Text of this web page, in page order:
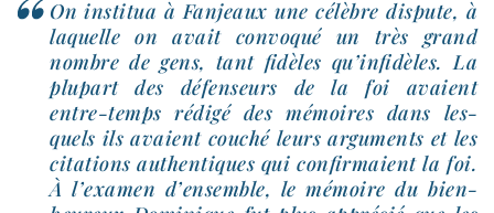
On ins­ti­tua à Fanjeaux une célèbre dis­pute, à
laquelle on avait convo­qué un très grand
nombre de gens, tant fidèles qu’infidèles. La
plu­part des défen­seurs de la foi avaient
entre-​temps rédi­gé des mémoires dans les­
quels ils avaient cou­ché leurs argu­ments et les
cita­tions authen­tiques qui confir­maient la foi.
À l’examen d’ensemble, le mémoire du bien­